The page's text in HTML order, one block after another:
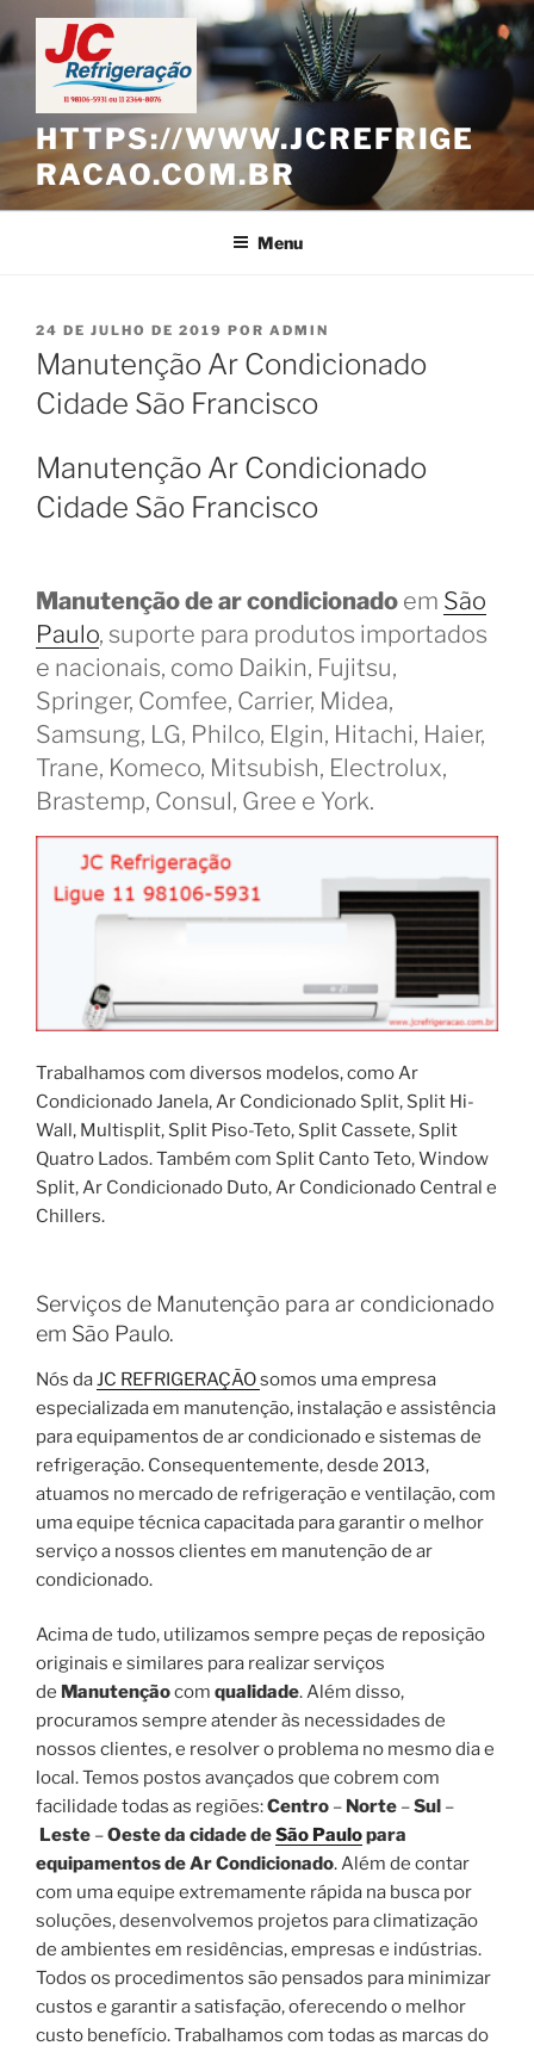
Pular
para
o
conteúdo
HTTPS://WWW.JCREFRIGE
RACAO.COM.BR
Menu
PUBLICADO
EM
24 DE JULHO DE 2019 POR ADMIN
Manutenção Ar Condicionado
Cidade São Francisco
Manutenção Ar Condicionado
Cidade São Francisco
Manutenção de ar condicionado em São
Paulo, suporte para produtos importados
e nacionais, como Daikin, Fujitsu,
Springer, Comfee, Carrier, Midea,
Samsung, LG, Philco, Elgin, Hitachi, Haier,
Trane, Komeco, Mitsubish, Electrolux,
Brastemp, Consul, Gree e York.
Trabalhamos com diversos modelos, como Ar
Condicionado Janela, Ar Condicionado Split, Split Hi-
Wall, Multisplit, Split Piso-Teto, Split Cassete, Split
Quatro Lados. Também com Split Canto Teto, Window
Split, Ar Condicionado Duto, Ar Condicionado Central e
Chillers.
Serviços de Manutenção para ar condicionado
em São Paulo.
Nós daJC REFRIGERAÇÃOsomos uma empresa
especializada em manutenção, instalação e assistência
para equipamentos de ar condicionado e sistemas de
refrigeração. Consequentemente, desde 2013,
atuamos no mercado de refrigeração e ventilação, com
uma equipe técnica capacitada para garantir o melhor
serviço a nossos clientes em manutenção de ar
condicionado.
Acima de tudo, utilizamos sempre peças de reposição
originais e similares para realizar serviços
de Manutençãocom qualidade. Além disso,
procuramos sempre atender às necessidades de
nossos clientes, e resolver o problema no mesmo dia e
local. Temos postos avançados que cobrem com
facilidade todas as regiões:Centro – Norte –Sul –
Leste –Oeste da cidade deSão Paulopara
equipamentos de Ar Condicionado. Além de contar
com uma equipe extremamente rápida na busca por
soluções, desenvolvemos projetos para climatização
de ambientes em residências, empresas e indústrias.
Todos os procedimentos são pensados para minimizar
custos e garantir a satisfação, oferecendo o melhor
custo benefício. Trabalhamos com todas as marcas do